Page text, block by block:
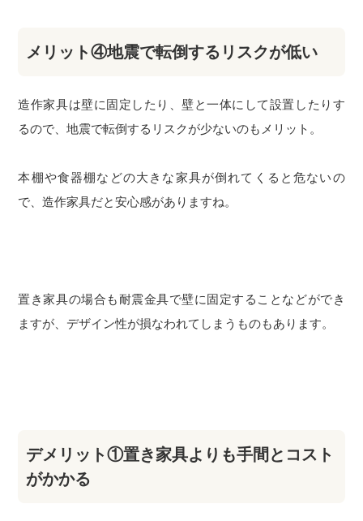
メリット④地震で転倒するリスクが低い
造作家具は壁に固定したり、壁と一体にして設置したりす
るので、地震で転倒するリスクが少ないのもメリット。
本棚や食器棚などの大きな家具が倒れてくると危ないの
で、造作家具だと安心感がありますね。
置き家具の場合も耐震金具で壁に固定することなどができ
ますが、デザイン性が損なわれてしまうものもあります。
デメリット①置き家具よりも手間とコスト
がかかる